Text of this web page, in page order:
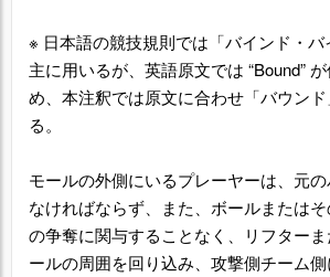
※ 日本語の競技規則では「バインド・
主に用いるが、英語原文では “Bound”
め、本注釈では原文に合わせ「バウン
る。
モールの外側にいるプレーヤーは、元
なければならず、また、ボールまたは
の争奪に関与することなく、リフター
ールの周囲を回り込み、攻撃側チーム